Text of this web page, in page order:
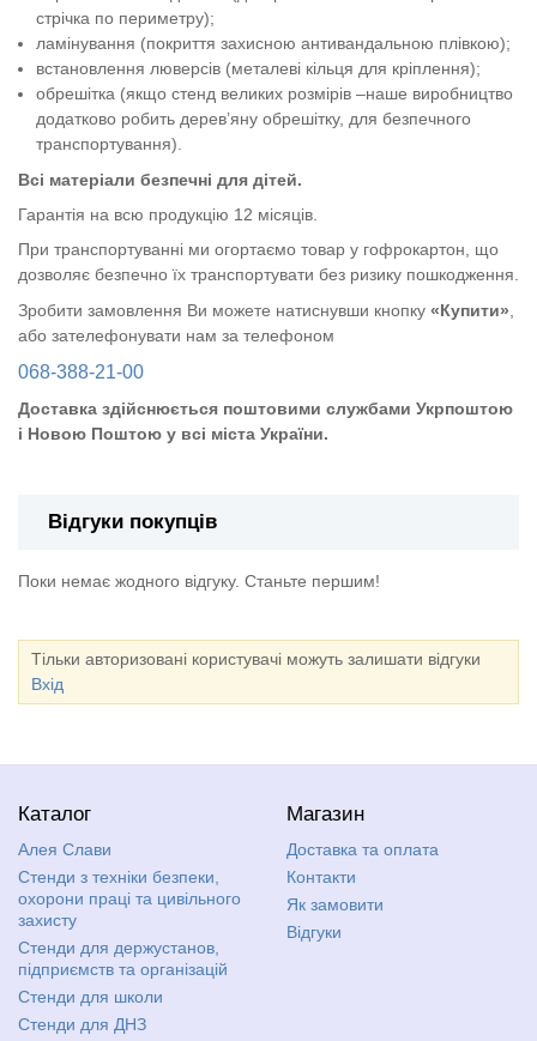
стрічка по периметру);
ламінування (покриття захисною антивандальною плівкою);
встановлення люверсів (металеві кільця для кріплення);
обрешітка (якщо стенд великих розмірів –наше виробництво
додатково робить дерев’яну обрешітку, для безпечного
транспортування).
Всі матеріали безпечні для дітей.
Гарантія на всю продукцію 12 місяців.
При транспортуванні ми огортаємо товар у гофрокартон, що
дозволяє безпечно їх транспортувати без ризику пошкодження.
Зробити замовлення Ви можете натиснувши кнопку «Купити»
або зателефонувати нам за телефоном
068-388-21-00
Доставка здійснюється поштовими службами Укрпоштою
і Новою Поштою у всі міста України.
Відгуки покупців
Поки немає жодного відгуку. Станьте першим!
Тільки авторизовані користувачі можуть залишати відгуки
Вхід
Каталог
Алея Слави
Стенди з техніки безпеки,
охорони праці та цивільного
захисту
Стенди для держустанов,
підприємств та організацій
Стенди для школи
Стенди для ДНЗ
Магазин
Доставка та оплата
Контакти
Як замовити
Відгуки